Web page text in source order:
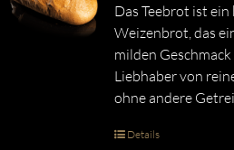
Das Teebrot ist ein
Weizenbrot, das
milden
Liebhaber von
ohne andere
Details